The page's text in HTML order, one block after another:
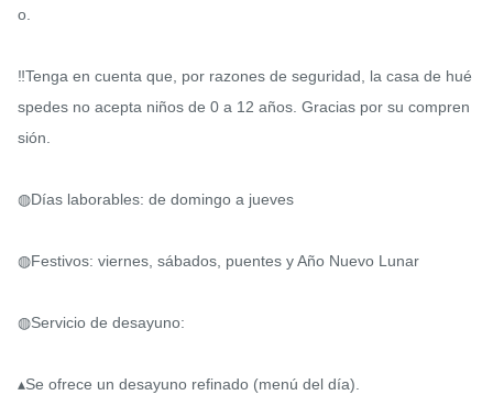
o.
‼️Tenga en cuenta que, por razones de seguridad, la casa de hué
spedes no acepta niños de 0 a 12 años. Gracias por su compren
sión.
◍Días laborables: de domingo a jueves
◍Festivos: viernes, sábados, puentes y Año Nuevo Lunar
◍Servicio de desayuno:
▴Se ofrece un desayuno refinado (menú del día).